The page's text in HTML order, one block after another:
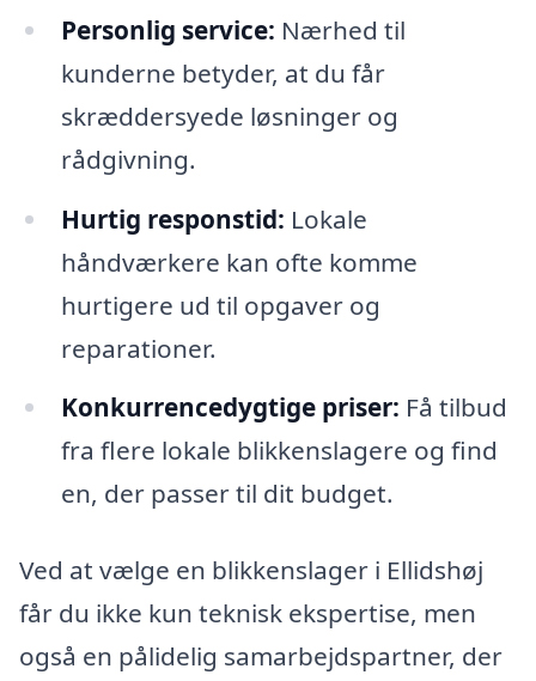
Personlig service: Nærhed til
kunderne betyder, at du får
skræddersyede løsninger og
rådgivning.
Hurtig responstid: Lokale
håndværkere kan ofte komme
hurtigere ud til opgaver og
reparationer.
Konkurrencedygtige priser: Få tilbud
fra flere lokale blikkenslagere og find
en, der passer til dit budget.
Ved at vælge en blikkenslager i Ellidshøj
får du ikke kun teknisk ekspertise, men
også en pålidelig samarbejdspartner, der